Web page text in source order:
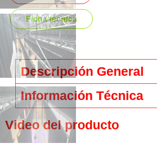
Ficha técnica
Descripción General
Información Técnica
Video del producto